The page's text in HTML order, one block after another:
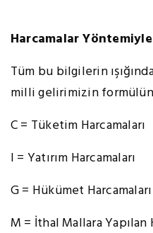
Harcamalar
Tüm bu bilgilerin
milli gelirimizin
C = Tüketim Harcamaları
I = Yatırım Harcamaları
G = Hükümet Harcamaları
M = İthal Mallara Yapılan